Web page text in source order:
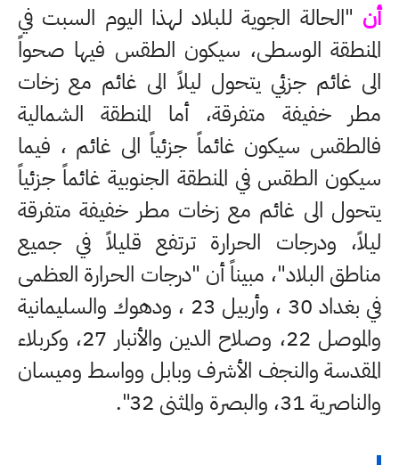
أن "الحالة الجوية للبلاد لهذا اليوم السبت في
المنطقة الوسطى، سيكون الطقس فيها صحواً
الى غائم جزئي يتحول ليلاً الى غائم مع زخات
مطر خفيفة متفرقة، أما المنطقة الشمالية
فالطقس سيكون غائماً جزئياً الى غائم ، فيما
سيكون الطقس في المنطقة الجنوبية غائماً جزئياً
يتحول الى غائم مع زخات مطر خفيفة متفرقة
ليلاً، ودرجات الحرارة ترتفع قليلاً في جميع
مناطق البلاد"، مبيناً أن "درجات الحرارة العظمى
في بغداد 30 ، وأربيل 23 ، ودهوك والسليمانية
والموصل 22، وصلاح الدين والأنبار 27، وكربلاء
المقدسة والنجف الأشرف وبابل وواسط وميسان
والناصرية 31، والبصرة والمثنى 32".